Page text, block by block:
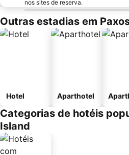
nos sites de reserva.
Outras estadias em
Hotel Aparthotel
Categorias de hotéis
Island